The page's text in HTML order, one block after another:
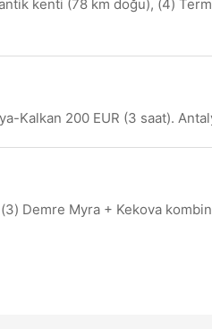
kenti (78 km doğu), (4)
Kalkan 200 EUR (3 saat).
Demre Myra + Kekova